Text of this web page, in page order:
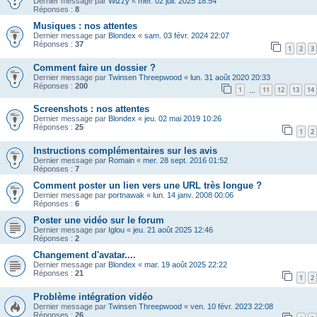
Réponses : 8
Musiques : nos attentes
Dernier message par Blondex « sam. 03 févr. 2024 22:07
Réponses : 37 1 2 3
Comment faire un dossier ?
Dernier message par Twinsen Threepwood « lun. 31 août 2020 20:33
Réponses : 200 1 11 12 13 14
Screenshots : nos attentes
Dernier message par Blondex « jeu. 02 mai 2019 10:26
Réponses : 25 1 2
Instructions complémentaires sur les avis
Dernier message par Romain « mer. 28 sept. 2016 01:52
Réponses : 7
Comment poster un lien vers une URL très longue ?
Dernier message par portnawak « lun. 14 janv. 2008 00:06
Réponses : 6
Poster une vidéo sur le forum
Dernier message par Iglou « jeu. 21 août 2025 12:46
Réponses : 2
Changement d'avatar....
Dernier message par Blondex « mar. 19 août 2025 22:22
Réponses : 21 1 2
Problème intégration vidéo
Dernier message par Twinsen Threepwood « ven. 10 févr. 2023 22:08
Réponses : 26